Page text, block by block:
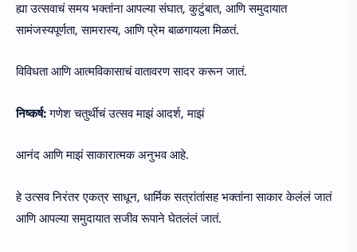
ह्या उत्सवाचं समय भक्तांना आपल्या संघात, कुटुंबात, आणि समुदायात
सामंजस्यपूर्णता, सामरास्य, आणि प्रेम बाळगायला मिळतं.
विविधता आणि आत्मविकासाचं वातावरण सादर करून जातं.
निष्कर्ष:गणेश चतुर्थीचं उत्सव माझं आदर्श, माझं
आनंद आणि माझं साकारात्मक अनुभव आहे.
हे उत्सव निरंतर एकत्र साधून, धार्मिक सत्रांतांसह भक्तांना साकार केलंलं जातं
आणि आपल्या समुदायात सजीव रूपाने घेतलंलं जातं.